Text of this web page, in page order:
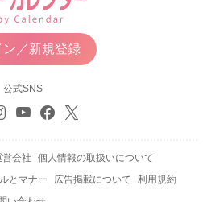
ン／新規登録
公式SNS
営会社
個人情報の取扱いについて
とマナー 広告掲載について
利用規約